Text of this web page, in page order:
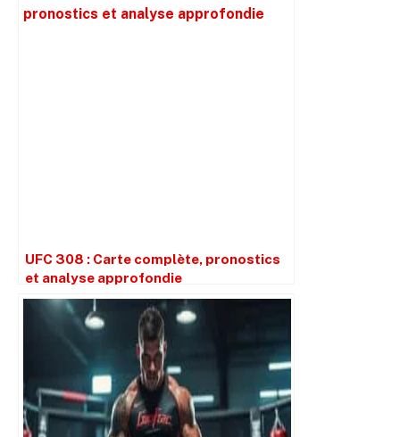
UFC 308 : Carte complète, pronostics
et analyse approfondie